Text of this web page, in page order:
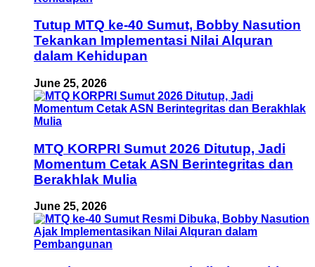
Tutup MTQ ke-40 Sumut, Bobby Nasution
Tekankan Implementasi Nilai Alquran
dalam Kehidupan
June 25, 2026
MTQ KORPRI Sumut 2026 Ditutup, Jadi
Momentum Cetak ASN Berintegritas dan
Berakhlak Mulia
June 25, 2026